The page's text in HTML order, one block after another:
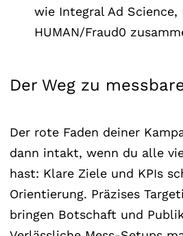
wie Integral Ad Science,
HUMAN/Fraud0
Der Weg zu
Der rote Faden deiner
dann intakt, wenn du alle
hast: Klare Ziele und KPIs
Orientierung. Präzises
bringen Botschaft und